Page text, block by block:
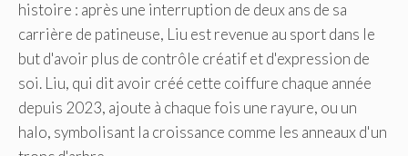
histoire : après une interruption de deux ans de sa
carrière de patineuse, Liu est revenue au sport dans le
but d'avoir plus de contrôle créatif et d'expression de
soi. Liu, qui dit avoir créé cette coiffure chaque année
depuis 2023, ajoute à chaque fois une rayure, ou un
halo, symbolisant la croissance comme les anneaux d'un